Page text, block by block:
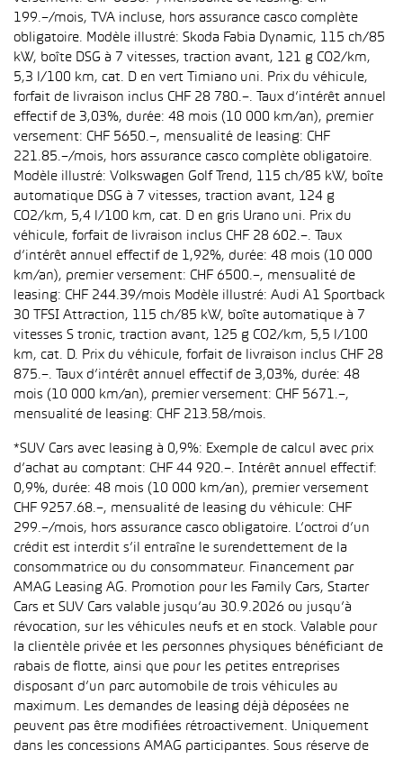
199.–/mois, TVA incluse, hors assurance casco complète
obligatoire. Modèle illustré: Skoda Fabia Dynamic, 115 ch/85
kW, boîte DSG à 7 vitesses, traction avant, 121 g CO2/km,
5,3 l/100 km, cat. D en vert Timiano uni. Prix du véhicule,
forfait de livraison inclus CHF 28 780.–. Taux d’intérêt annuel
effectif de 3,03%, durée: 48 mois (10 000 km/an), premier
versement: CHF 5650.–, mensualité de leasing: CHF
221.85.–/mois, hors assurance casco complète obligatoire.
Modèle illustré: Volkswagen Golf Trend, 115 ch/85 kW, boîte
automatique DSG à 7 vitesses, traction avant, 124 g
CO2/km, 5,4 l/100 km, cat. D en gris Urano uni. Prix du
véhicule, forfait de livraison inclus CHF 28 602.–. Taux
d’intérêt annuel effectif de 1,92%, durée: 48 mois (10 000
km/an), premier versement: CHF 6500.–, mensualité de
leasing: CHF 244.39/mois Modèle illustré: Audi A1 Sportback
30 TFSI Attraction, 115 ch/85 kW, boîte automatique à 7
vitesses S tronic, traction avant, 125 g CO2/km, 5,5 l/100
km, cat. D. Prix du véhicule, forfait de livraison inclus CHF 28
875.–. Taux d’intérêt annuel effectif de 3,03%, durée: 48
mois (10 000 km/an), premier versement: CHF 5671.–,
mensualité de leasing: CHF 213.58/mois.
*SUV Cars avec leasing à 0,9%: Exemple de calcul avec prix
d’achat au comptant: CHF 44 920.–. Intérêt annuel effectif:
0,9%, durée: 48 mois (10 000 km/an), premier versement
CHF 9257.68.–, mensualité de leasing du véhicule: CHF
299.–/mois, hors assurance casco obligatoire. L’octroi d’un
crédit est interdit s’il entraîne le surendettement de la
consommatrice ou du consommateur. Financement par
AMAG Leasing AG. Promotion pour les Family Cars, Starter
Cars et SUV Cars valable jusqu’au 30.9.2026 ou jusqu’à
révocation, sur les véhicules neufs et en stock. Valable pour
la clientèle privée et les personnes physiques bénéficiant de
rabais de flotte, ainsi que pour les petites entreprises
disposant d’un parc automobile de trois véhicules au
maximum. Les demandes de leasing déjà déposées ne
peuvent pas être modifiées rétroactivement. Uniquement
dans les concessions AMAG participantes. Sous réserve de